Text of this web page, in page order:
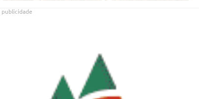
publicidade